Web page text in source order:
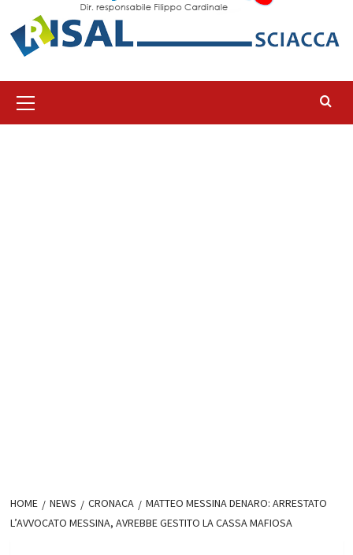
principale
HOME NEWS CRONACA
MATTEO MESSINA DENARO: ARRESTATO
L’AVVOCATO MESSINA, AVREBBE GESTITO LA CASSA MAFIOSA